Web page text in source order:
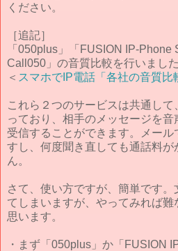
ください。
［追記］
「050plus」「FUSION IP-Phone
Call050」の音質比較を行いました
＜ スマホでIP電話「各社の音質比
これら２つのサービスは共通し
っており、相手のメッセージを
受信することができます。メー
すし、何度聞き直しても通話料
ん。
さて、使い方ですが、簡単です
てしまいますが、やってみれば難
思います。
・まず「050plus」か「FUSION